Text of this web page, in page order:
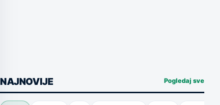
NAJNOVIJE Pogledaj sve